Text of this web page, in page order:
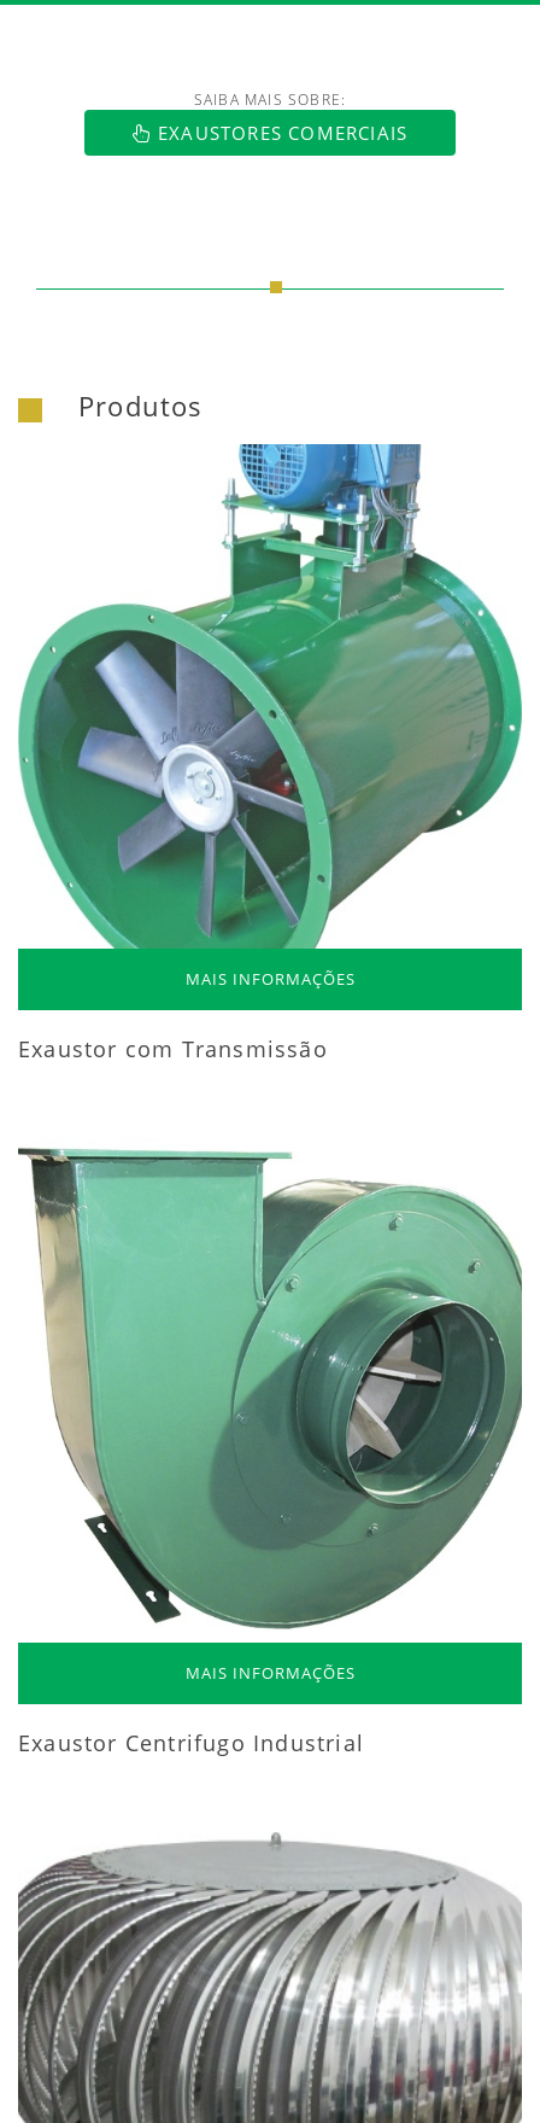
SAIBA MAIS SOBRE:
EXAUSTORES COMERCIAIS
Produtos
MAIS INFORMAÇÕES
Exaustor com Transmissão
MAIS INFORMAÇÕES
Exaustor Centrifugo Industrial